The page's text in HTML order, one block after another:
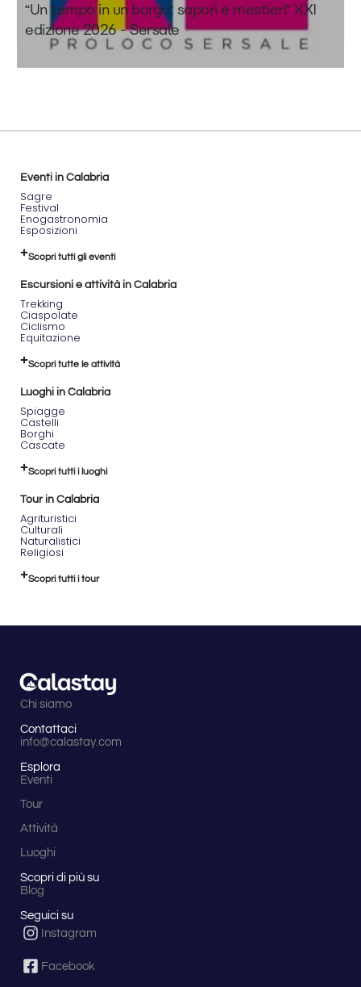
“Un tempo in un borgo: sapori e mestieri” XXI
edizione 2026 - Sersale
Eventi in Calabria
Sagre
Festival
Enogastronomia
Esposizioni
Scopri tutti gli eventi
Escursioni e attività in Calabria
Trekking
Ciaspolate
Ciclismo
Equitazione
Scopri tutte le attività
Luoghi in Calabria
Spiagge
Castelli
Borghi
Cascate
Scopri tutti i luoghi
Tour in Calabria
Agrituristici
Culturali
Naturalistici
Religiosi
Scopri tutti i tour
Chi siamo
Contattaci
info@calastay.com
Esplora
Eventi
Tour
Attività
Luoghi
Scopri di più su
Blog
Seguici su
Instagram
Facebook